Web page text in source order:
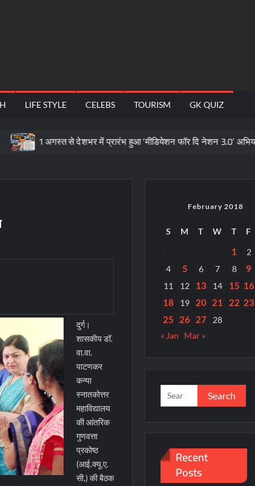
LIFE STYLE CELEBS TOURISM GK QUIZ
1 अगस्त से देशभर में प्रारंभ हुआ ’मीडियेशन फॉर दि नेशन 3.0’ अभियान
दुर्ग।
शासकीय डॉ.
वा.वा.
पाटणकर
कन्या
स्नातकोत्तर
महाविद्यालय
की आंतरिक
गुणवत्ता
प्रकोष्ठ
(आई.क्यू.ए.
सी.) की बैठक
February 2018
S M T W T F
1 2
4
5 6 7 8 9
11
12 13 14 15 16
18
19 20 21 22 23
25
26 27
28
« Jan
Mar »
Search
for:
Recent
Posts